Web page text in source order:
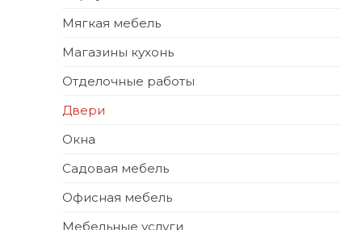
Мягкая мебель
Магазины кухонь
Отделочные работы
Двери
Окна
Садовая мебель
Офисная мебель
Мебельные услуги